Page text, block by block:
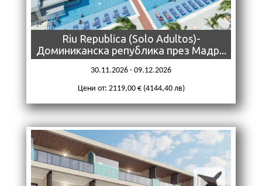
Riu Republica (Solo Adultos)-
Доминиканска република през Мадр...
30.11.2026 - 09.12.2026
Цени от: 2119,00 € (4144,40 лв)